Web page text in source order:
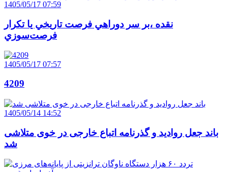
1405/05/17 07:59
نقده ،بر سر دوراهي فرصت تاريخي يا تکرار
فرصت‌سوزي
1405/05/17 07:57
4209
1405/05/14 14:52
باند جعل روادید و گذرنامه اتباع خارجی در خوی متلاشی
شد